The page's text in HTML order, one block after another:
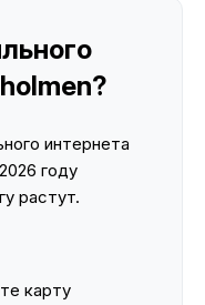
интернета
году
растут.
карту